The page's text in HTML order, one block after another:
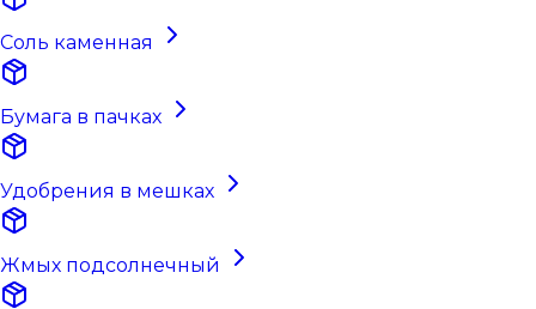
Соль каменная
Бумага в пачках
Удобрения в мешках
Жмых подсолнечный